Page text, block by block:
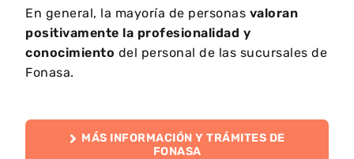
En general, la mayoría de personas valoran
positivamente la profesionalidad y
conocimiento del personal de las sucursales de
Fonasa.
MÁS INFORMACIÓN Y TRÁMITES DE
FONASA